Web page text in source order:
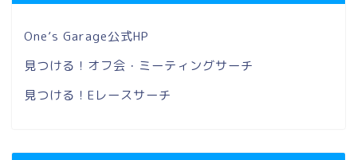
One’s Garage公式HP
見つける！オフ会・ミーティングサーチ
見つける！Eレースサーチ